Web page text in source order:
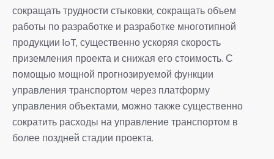
сокращать трудности стыковки, сокращать объем
работы по разработке и разработке многотипной
продукции IoT, существенно ускоряя скорость
приземления проекта и снижая его стоимость. С
помощью мощной прогнозируемой функции
управления транспортом через платформу
управления объектами, можно также существенно
сократить расходы на управление транспортом в
более поздней стадии проекта.